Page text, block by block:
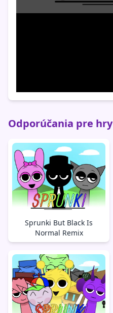
Odporúčania pre hry
Sprunki But Black Is
Normal Remix